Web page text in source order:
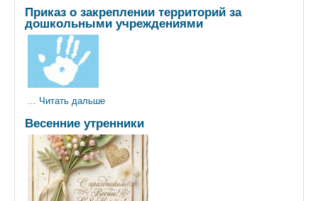
Приказ о закреплении территорий за
дошкольными учреждениями
Читать дальше
Весенние утренники